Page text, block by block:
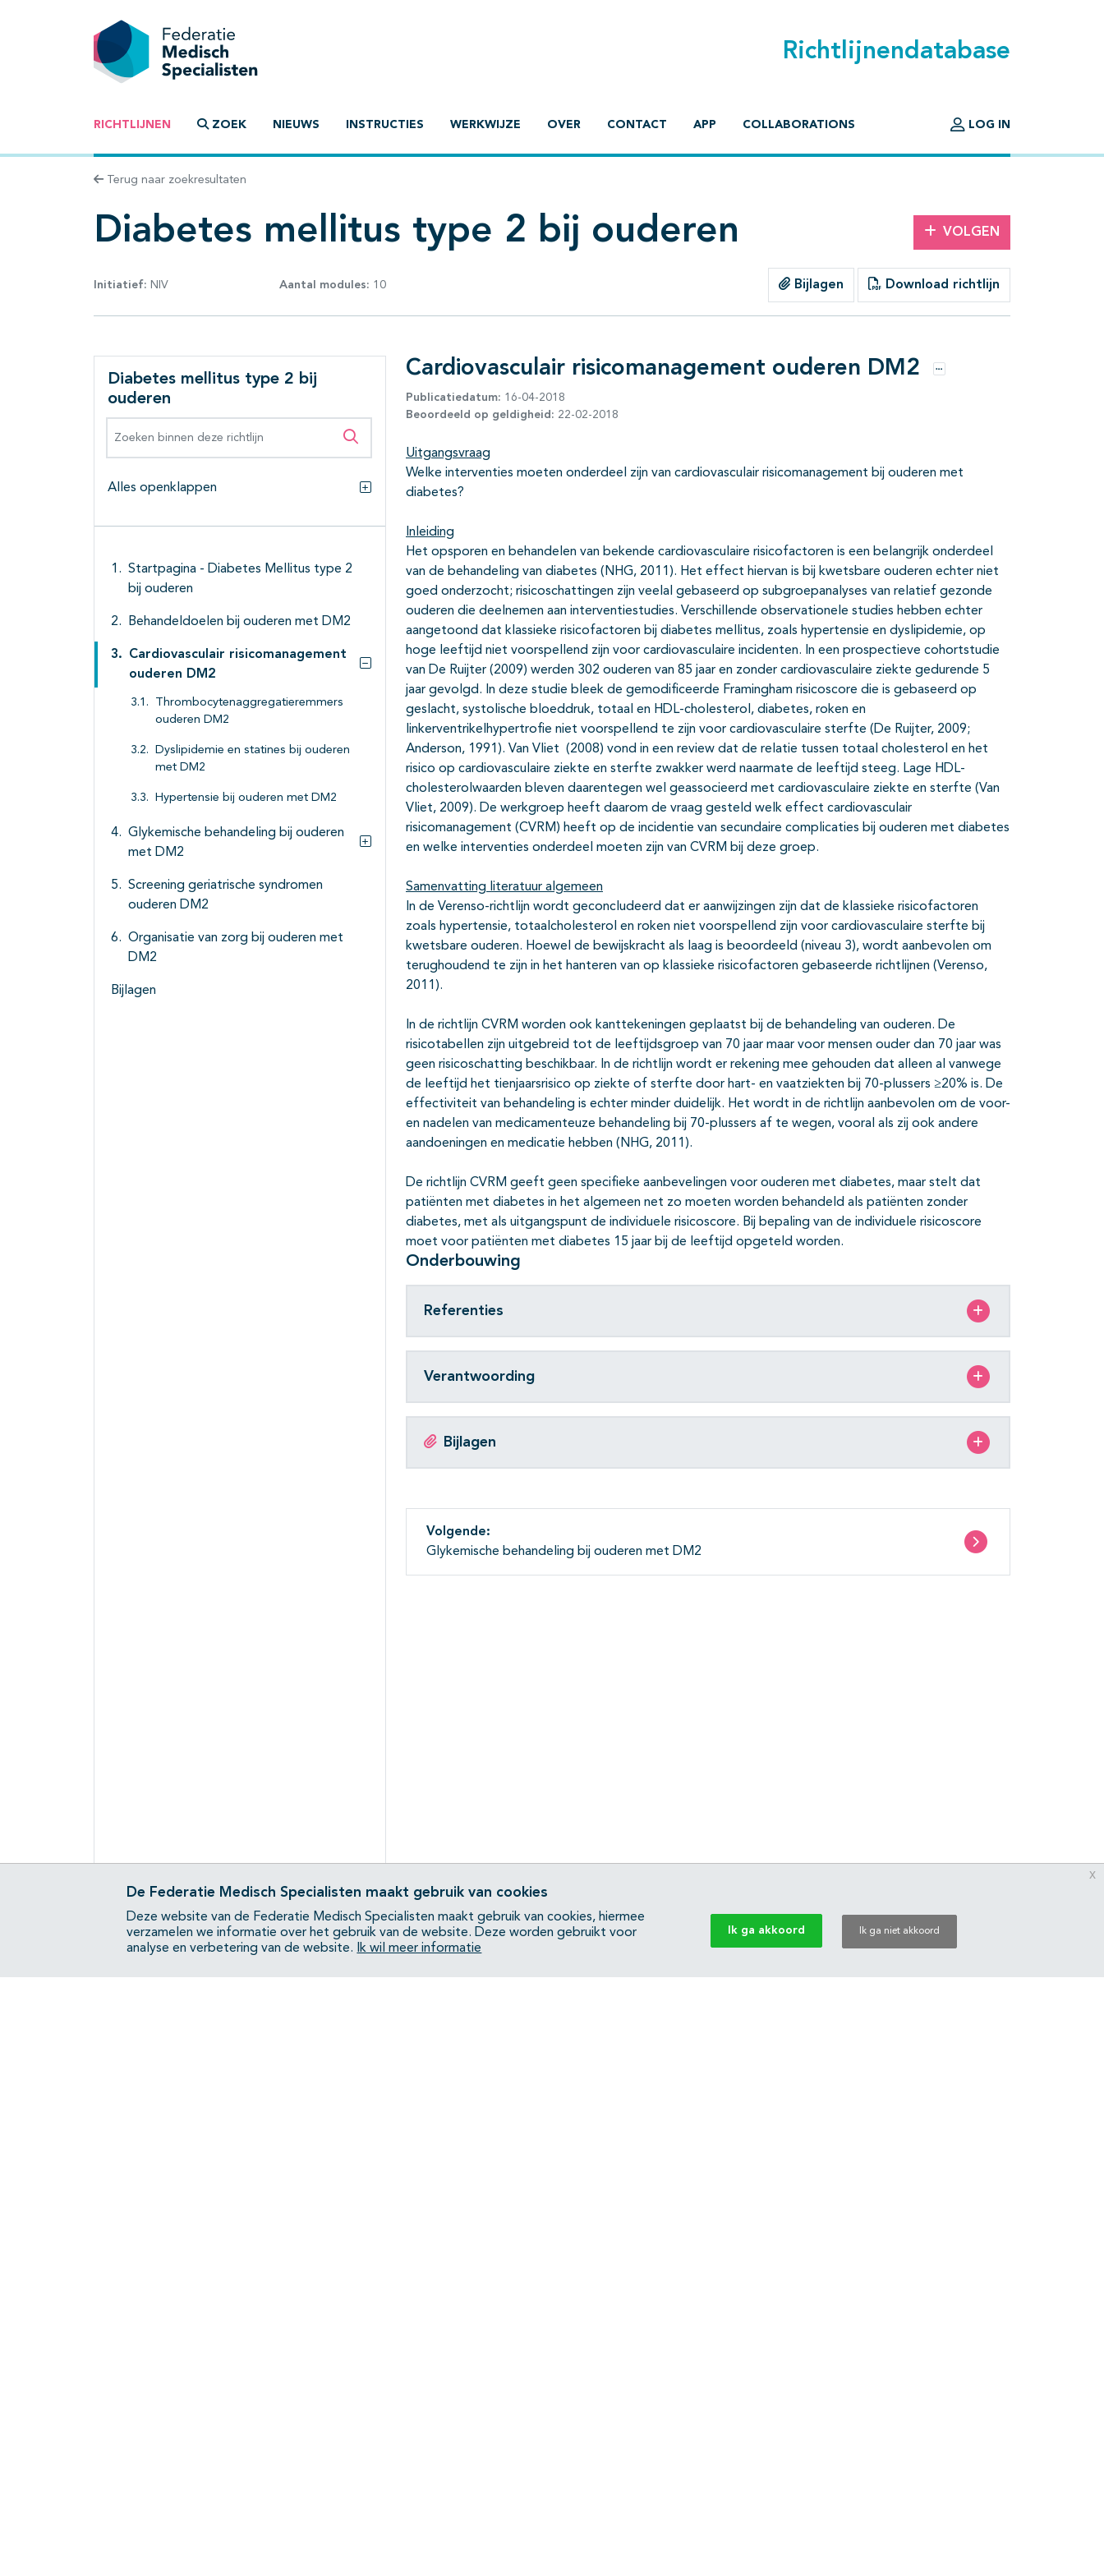
Richtlijnendatabase
RICHTLIJNEN ZOEK NIEUWS INSTRUCTIES WERKWIJZE OVER CONTACT APP COLLABORATIONS LOG IN
Terug naar zoekresultaten
Diabetes mellitus type 2 bij ouderen VOLGEN
Initiatief: NIV Aantal modules: 10 Bijlagen Download richtlijn
Diabetes mellitus type 2 bij
ouderen
Zoeken binnen deze richtlijn
Alles openklappen
Startpagina - Diabetes Mellitus type 2
bij ouderen
Behandeldoelen bij ouderen met DM2
Cardiovasculair risicomanagement
ouderen DM2
Subpagina's open- en dichtklappen
Thrombocytenaggregatieremmers
ouderen DM2
Dyslipidemie en statines bij ouderen
met DM2
Hypertensie bij ouderen met DM2
Glykemische behandeling bij ouderen
met DM2
Screening geriatrische syndromen
ouderen DM2
Organisatie van zorg bij ouderen met
DM2
Bijlagen
Cardiovasculair risicomanagement ouderen DM2 Opties
Publicatiedatum: 16-04-2018
Beoordeeld op geldigheid: 22-02-2018
Uitgangsvraag
Welke interventies moeten onderdeel zijn van cardiovasculair risicomanagement bij ouderen met
diabetes?
Inleiding
Het opsporen en behandelen van bekende cardiovasculaire risicofactoren is een belangrijk onderdeel
van de behandeling van diabetes (NHG, 2011). Het effect hiervan is bij kwetsbare ouderen echter niet
goed onderzocht; risicoschattingen zijn veelal gebaseerd op subgroepanalyses van relatief gezonde
ouderen die deelnemen aan interventiestudies. Verschillende observationele studies hebben echter
aangetoond dat klassieke risicofactoren bij diabetes mellitus, zoals hypertensie en dyslipidemie, op
hoge leeftijd niet voorspellend zijn voor cardiovasculaire incidenten. In een prospectieve cohortstudie
van De Ruijter (2009) werden 302 ouderen van 85 jaar en zonder cardiovasculaire ziekte gedurende 5
jaar gevolgd. In deze studie bleek de gemodificeerde Framingham risicoscore die is gebaseerd op
geslacht, systolische bloeddruk, totaal en HDL-cholesterol, diabetes, roken en
linkerventrikelhypertrofie niet voorspellend te zijn voor cardiovasculaire sterfte (De Ruijter, 2009;
Anderson, 1991). Van Vliet (2008) vond in een review dat de relatie tussen totaal cholesterol en het
risico op cardiovasculaire ziekte en sterfte zwakker werd naarmate de leeftijd steeg. Lage HDL-
cholesterolwaarden bleven daarentegen wel geassocieerd met cardiovasculaire ziekte en sterfte (Van
Vliet, 2009). De werkgroep heeft daarom de vraag gesteld welk effect cardiovasculair
risicomanagement (CVRM) heeft op de incidentie van secundaire complicaties bij ouderen met diabetes
en welke interventies onderdeel moeten zijn van CVRM bij deze groep.
Samenvatting literatuur algemeen
In de Verenso-richtlijn wordt geconcludeerd dat er aanwijzingen zijn dat de klassieke risicofactoren
zoals hypertensie, totaalcholesterol en roken niet voorspellend zijn voor cardiovasculaire sterfte bij
kwetsbare ouderen. Hoewel de bewijskracht als laag is beoordeeld (niveau 3), wordt aanbevolen om
terughoudend te zijn in het hanteren van op klassieke risicofactoren gebaseerde richtlijnen (Verenso,
2011).
In de richtlijn CVRM worden ook kanttekeningen geplaatst bij de behandeling van ouderen. De
risicotabellen zijn uitgebreid tot de leeftijdsgroep van 70 jaar maar voor mensen ouder dan 70 jaar was
geen risicoschatting beschikbaar. In de richtlijn wordt er rekening mee gehouden dat alleen al vanwege
de leeftijd het tienjaarsrisico op ziekte of sterfte door hart- en vaatziekten bij 70-plussers ≥20% is. De
effectiviteit van behandeling is echter minder duidelijk. Het wordt in de richtlijn aanbevolen om de voor-
en nadelen van medicamenteuze behandeling bij 70-plussers af te wegen, vooral als zij ook andere
aandoeningen en medicatie hebben (NHG, 2011).
De richtlijn CVRM geeft geen specifieke aanbevelingen voor ouderen met diabetes, maar stelt dat
patiënten met diabetes in het algemeen net zo moeten worden behandeld als patiënten zonder
diabetes, met als uitgangspunt de individuele risicoscore. Bij bepaling van de individuele risicoscore
moet voor patiënten met diabetes 15 jaar bij de leeftijd opgeteld worden.
Onderbouwing
Referenties
Verantwoording
Bijlagen
Volgende:
Glykemische behandeling bij ouderen met DM2
De Federatie Medisch Specialisten maakt gebruik van cookies
Deze website van de Federatie Medisch Specialisten maakt gebruik van cookies, hiermee
verzamelen we informatie over het gebruik van de website. Deze worden gebruikt voor
analyse en verbetering van de website.
Ik wil meer informatie
Ik ga akkoord Ik ga niet akkoord
x